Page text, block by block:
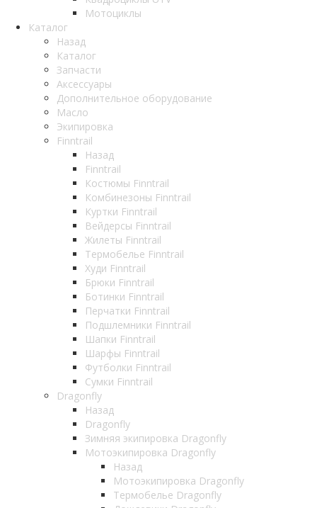
Мотоциклы
Каталог
Назад
Каталог
Запчасти
Аксессуары
Дополнительное оборудование
Масло
Экипировка
Finntrail
Назад
Finntrail
Костюмы Finntrail
Комбинезоны Finntrail
Куртки Finntrail
Вейдерсы Finntrail
Жилеты Finntrail
Термобелье Finntrail
Худи Finntrail
Брюки Finntrail
Ботинки Finntrail
Перчатки Finntrail
Подшлемники Finntrail
Шапки Finntrail
Шарфы Finntrail
Футболки Finntrail
Сумки Finntrail
Dragonfly
Назад
Dragonfly
Зимняя экипировка Dragonfly
Мотоэкипировка Dragonfly
Назад
Мотоэкипировка Dragonfly
Термобелье Dragonfly